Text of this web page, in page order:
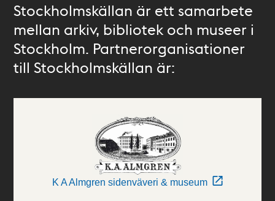
Stockholmskällan är ett samarbete
mellan arkiv, bibliotek och museer i
Stockholm. Partnerorganisationer
till Stockholmskällan är:
K A Almgren sidenväveri & museum